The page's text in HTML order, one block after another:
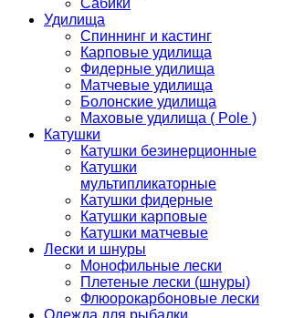
Сабики
Удилища
Спиннинг и кастинг
Карповые удилища
Фидерные удилища
Матчевые удилища
Болонские удилища
Маховые удилища ( Pole )
Катушки
Катушки безинерционные
Катушки
мультипликаторные
Катушки фидерные
Катушки карповые
Катушки матчевые
Лески и шнуры
Монофильные лески
Плетеные лески (шнуры)
Флюорокарбоновые лески
Одежда для рыбалки